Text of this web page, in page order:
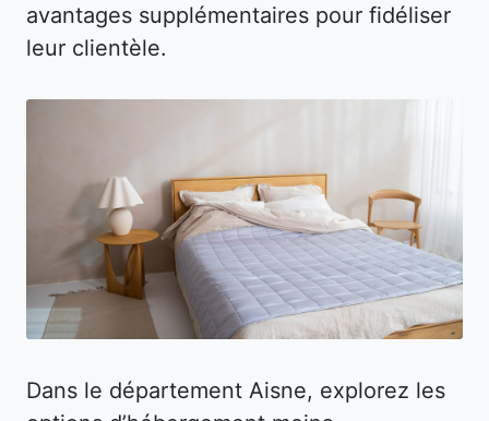
avantages supplémentaires pour fidéliser
leur clientèle.
Dans le département Aisne, explorez les